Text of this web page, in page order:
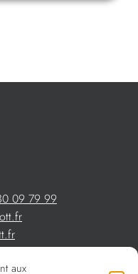
aux
09 79 99